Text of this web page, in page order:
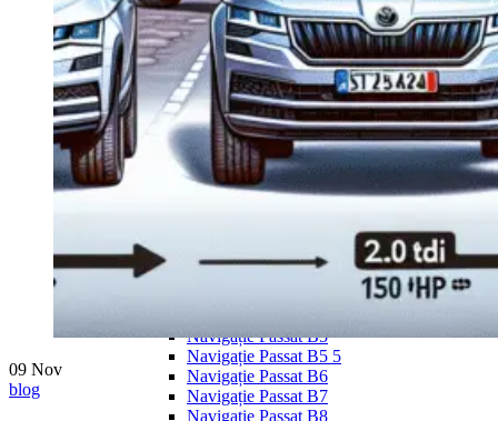
Ford
Navigație Ford Fiesta
Navigație Ford Focus 1
Navigație Ford Focus 2
Navigație Ford Focus MK3
Navigație Ford Mondeo MK3
Navigație Ford Mondeo MK4
Navigație Ford Transit
Mercedes
Navigație Mercedes C Class W203
Navigație Mercedes W203
Navigație Mercedes W204
Navigație Mercedes W211
Navigație Mercedes Sprinter
Navigație Passat B5
Navigație Passat B5 5
Navigație Passat B6
Navigație Passat B7
Navigație Passat B8
09 Nov
blog